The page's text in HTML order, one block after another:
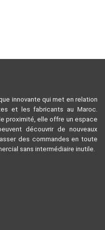
innovante qui met en relation
et les fabricants au Maroc.
proximité, elle offre un espace
découvrir de nouveaux
des commandes en toute
sans intermédiaire inutile.